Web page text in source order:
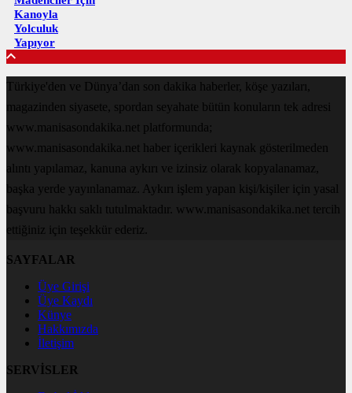
Kanoyla
Yolculuk
Yapıyor
Türkiye'den ve Dünya’dan son dakika haberler, köşe yazıları,
magazinden siyasete, spordan seyahate bütün konuların tek adresi
www.manisasondakika.net platformunda;
www.manisasondakika.net haber içerikleri kaynak gösterilmeden
alıntı yapılamaz, kanuna aykırı ve izinsiz olarak kopyalanamaz,
başka yerde yayınlanamaz. Aykırı işlem yapan kişi/kişiler için yasal
başvuru hakkı saklı tutulmaktadır. www.manisasondakika.net tercih
ettiğiniz için teşekkür ederiz.
SAYFALAR
Üye Girişi
Üye Kaydı
Künye
Hakkımızda
İletişim
SERVİSLER